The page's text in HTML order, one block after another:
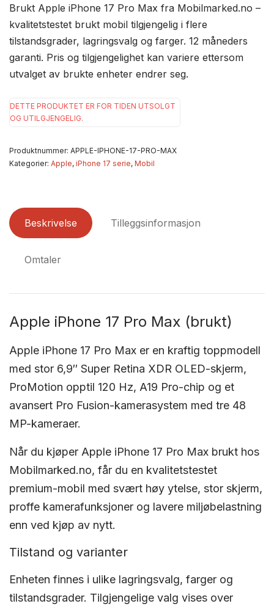
Brukt Apple iPhone 17 Pro Max fra Mobilmarked.no –
kvalitetstestet brukt mobil tilgjengelig i flere
tilstandsgrader, lagringsvalg og farger. 12 måneders
garanti. Pris og tilgjengelighet kan variere ettersom
utvalget av brukte enheter endrer seg.
DETTE PRODUKTET ER FOR TIDEN UTSOLGT
OG UTILGJENGELIG.
Produktnummer: APPLE-IPHONE-17-PRO-MAX
Kategorier: Apple, iPhone 17 serie, Mobil
Beskrivelse Tilleggsinformasjon
Omtaler
Apple iPhone 17 Pro Max (brukt)
Apple iPhone 17 Pro Max er en kraftig toppmodell
med stor 6,9″ Super Retina XDR OLED-skjerm,
ProMotion opptil 120 Hz, A19 Pro-chip og et
avansert Pro Fusion-kamerasystem med tre 48
MP-kameraer.
Når du kjøper Apple iPhone 17 Pro Max brukt hos
Mobilmarked.no, får du en kvalitetstestet
premium-mobil med svært høy ytelse, stor skjerm,
proffe kamerafunksjoner og lavere miljøbelastning
enn ved kjøp av nytt.
Tilstand og varianter
Enheten finnes i ulike lagringsvalg, farger og
tilstandsgrader. Tilgjengelige valg vises over